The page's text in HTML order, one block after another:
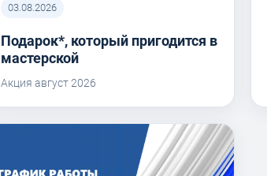
03.08.2026
Подарок*, который пригодится в
мастерской
Акция август 2026